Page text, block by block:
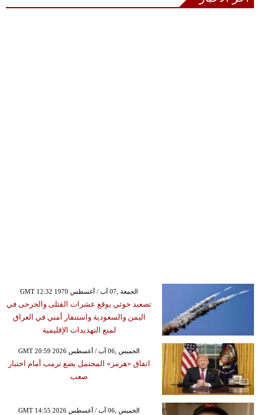
GMT 12:32 1970 الجمعة ,07 آب / أغسطس
تصعيد حوثي يوقع عشرات القتلى والجرحى في
اليمن والسعودية واستنفار أمني في العراق
لمنع التهديدات الإقليمية
GMT 20:59 2026 الخميس ,06 آب / أغسطس
اتفاق «هرمز» المحتمل يضع ترمب أمام اختبار
صعب
GMT 14:55 2026 الخميس ,06 آب / أغسطس